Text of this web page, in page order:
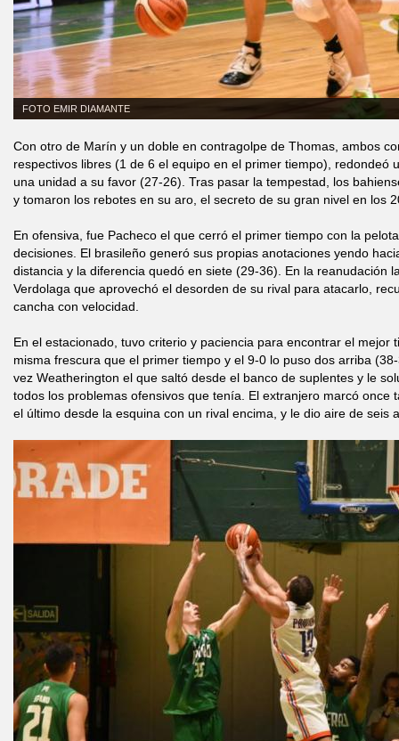
FOTO EMIR DIAMANTE
Con otro de Marín y un doble en contragolpe de Thomas, ambos
respectivos libres (1 de 6 el equipo en el primer tiempo), redondeó
una unidad a su favor (27-26). Tras pasar la tempestad, los
y tomaron los rebotes en su aro, el secreto de su gran nivel en los
En ofensiva, fue Pacheco el que cerró el primer tiempo con la
decisiones. El brasileño generó sus propias anotaciones yendo
distancia y la diferencia quedó en siete (29-36). En la reanudación
Verdolaga que aprovechó el desorden de su rival para atacarlo,
cancha con velocidad.
En el estacionado, tuvo criterio y paciencia para encontrar el mejor
misma frescura que el primer tiempo y el 9-0 lo puso dos arriba
vez Weatherington el que saltó desde el banco de suplentes y le
todos los problemas ofensivos que tenía. El extranjero marcó once
el último desde la esquina con un rival encima, y le dio aire de seis